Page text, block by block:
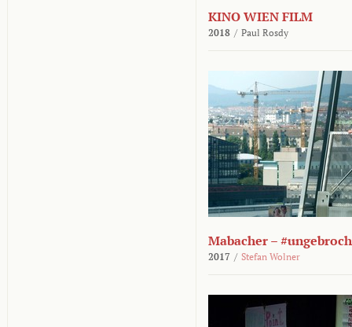
KINO WIEN FILM
2018 / Paul Rosdy
Mabacher –
2017 / Stefan Wolner